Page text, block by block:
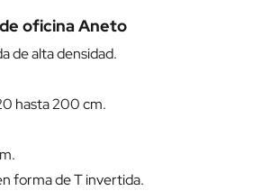
oficina Aneto
de alta densidad.
hasta 200 cm.
forma de T invertida.